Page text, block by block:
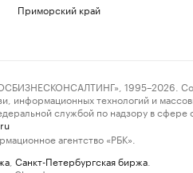
Приморский край
1995–2026.
информационных технологий и
службой по надзору в
агентство «РБК».
Санкт-Петербургская биржа